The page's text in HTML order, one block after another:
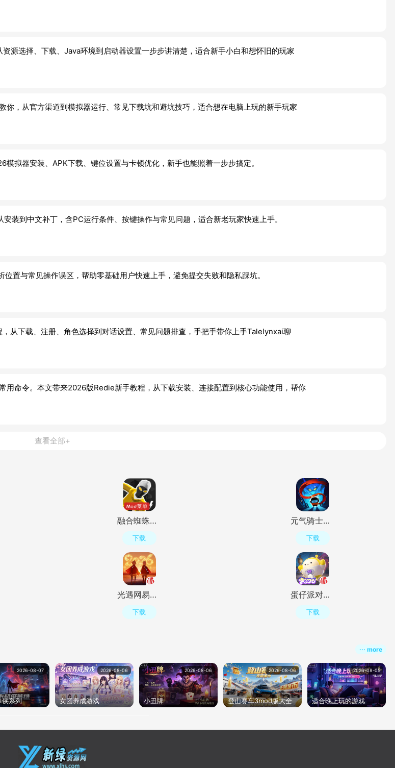
源选择、下载、Java环境到启动器设置一步步讲清楚，适合新手小白和想怀旧的玩家
，从官方渠道到模拟器运行、常见下载坑和避坑技巧，适合想在电脑上玩的新手玩家
拟器安装、APK下载、键位设置与卡顿优化，新手也能照着一步步搞定。
装到中文补丁，含PC运行条件、按键操作与常见问题，适合新老玩家快速上手。
置与常见操作误区，帮助零基础用户快速上手，避免提交失败和隐私踩坑。
从下载、注册、角色选择到对话设置、常见问题排查，手把手带你上手Talelynxai聊
用命令。本文带来2026版Redie新手教程，从下载安装、连接配置到核心功能使用，帮你
查看全部+
融合蜘蛛侠模组版(中文辅助菜单)v2.03 最新版
下载
元气骑士国际服(Soul Knight)v8.4.0最新版
下载
光遇网易版v0.16.1 最新版本
下载
蛋仔派对最新版v1.0.287 网易官方版
下载
··· more
侠系列
2026-08-07
女团养成游戏
2026-08-06
小丑牌
2026-08-06
登山赛车3mod版大全
2026-08-06
适合晚上玩的游戏
2026-08-05